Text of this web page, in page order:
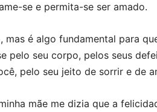
se e permita-se ser amado.
é algo fundamental para
pelo seu corpo, pelos seus
pelo seu jeito de sorrir e de
mãe me dizia que a